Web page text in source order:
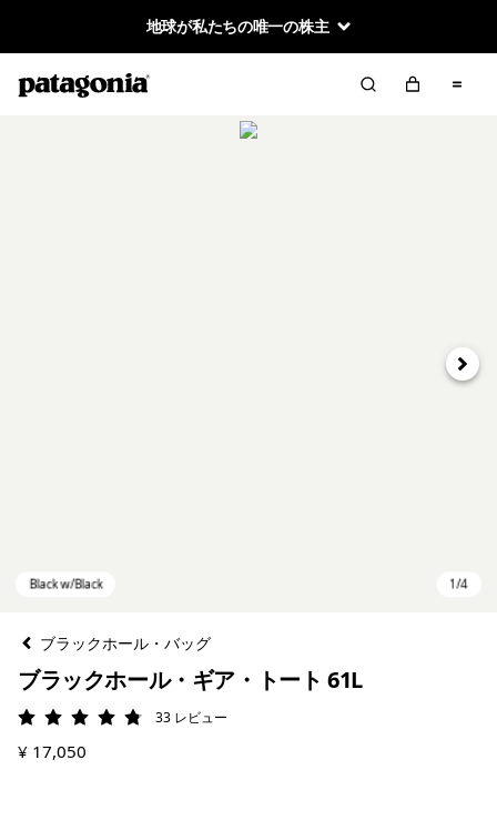
地球が私たちの唯一の株主
次へ
ブラックホール・バッグ
ブラックホール・ギア・トート 61L
評価: 4.8 / 5
33 レビュー
¥ 17,050